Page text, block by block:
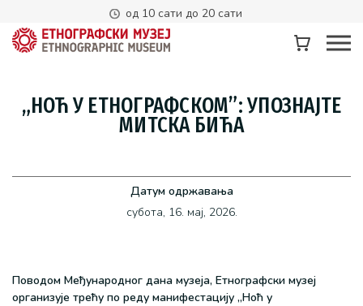
од 10 сати до 20 сати
„НОЋ У ЕТНОГРАФСКОМ”: УПОЗНАЈТЕ
МИТСКА БИЋА
Датум одржавања
субота, 16. мај, 2026.
Поводом Међународног дана музеја, Етнографски музеј
организује трећу по реду манифестацију „Ноћ у